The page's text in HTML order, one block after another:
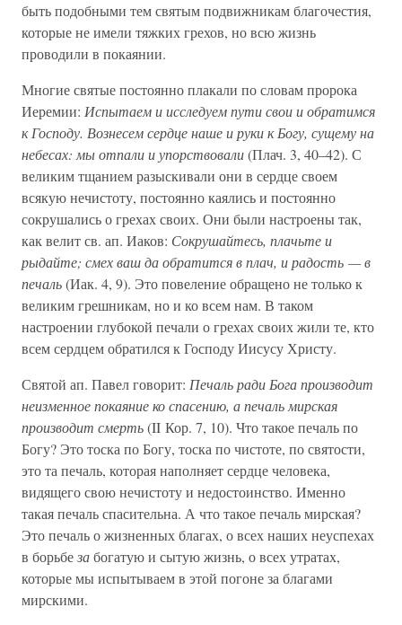
быть подобными тем святым подвижникам благочестия,
которые не имели тяжких грехов, но всю жизнь
проводили в покаянии.
Многие святые постоянно плакали по словам пророка
Иеремии: Испытаем и исследуем пути свои и обратимся
к Господу. Вознесем сердце наше и руки к Богу, сущему на
небесах: мы отпали и упорствовали(Плач. 3, 40–42). С
великим тщанием разыскивали они в сердце своем
всякую нечистоту, постоянно каялись и постоянно
сокрушались о грехах своих. Они были настроены так,
как велит св. ап. Иаков: Сокрушайтесь, плачьте и
рыдайте; смех ваш да обратится в плач, и радость — в
печаль(Иак. 4, 9). Это повеление обращено не только к
великим грешникам, но и ко всем нам. В таком
настроении глубокой печали о грехах своих жили те, кто
всем сердцем обратился к Господу Иисусу Христу.
Святой ап. Павел говорит: Печаль ради Бога производит
неизменное покаяние ко спасению, а печаль мирская
производит смерть(II Кор. 7, 10). Что такое печаль по
Богу? Это тоска по Богу, тоска по чистоте, по святости,
это та печаль, которая наполняет сердце человека,
видящего свою нечистоту и недостоинство. Именно
такая печаль спасительна. А что такое печаль мирская?
Это печаль о жизненных благах, о всех наших неуспехах
в борьбезабогатую и сытую жизнь, о всех утратах,
которые мы испытываем в этой погоне за благами
мирскими.